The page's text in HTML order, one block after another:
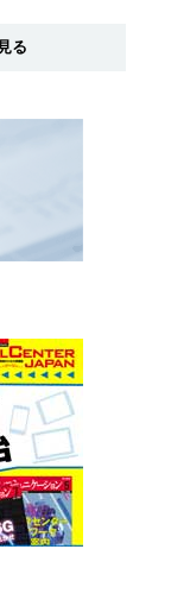
る